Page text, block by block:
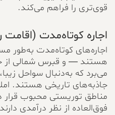
قوی‌تری را فراهم می‌کند.
اجاره کوتاه‌مدت (اقامت
اجاره‌های کوتاه‌مدت به‌طور
هستند — و قبرس شمالی از
می‌برد که به‌دنبال سواحل
جاذبه‌های تاریخی هستند.
مناطق توریستی محبوب قرار
فوق‌العاده از نظر درآمدی